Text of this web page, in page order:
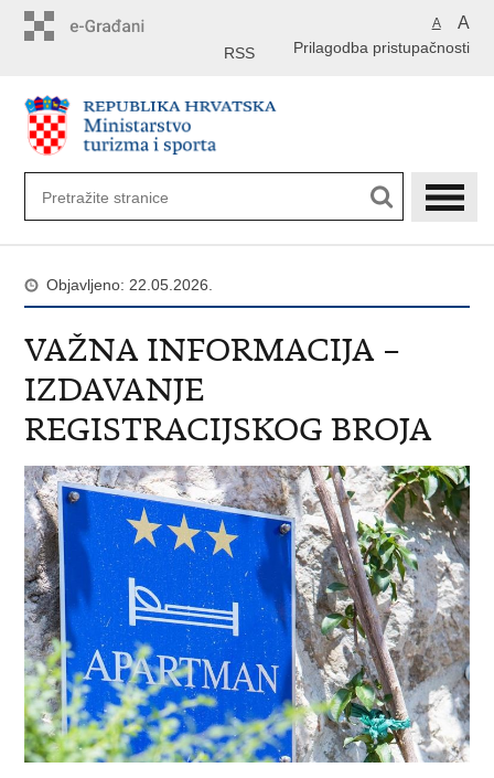
A A
Prilagodba pristupačnosti
RSS
Objavljeno: 22.05.2026.
VAŽNA INFORMACIJA –
IZDAVANJE
REGISTRACIJSKOG BROJA